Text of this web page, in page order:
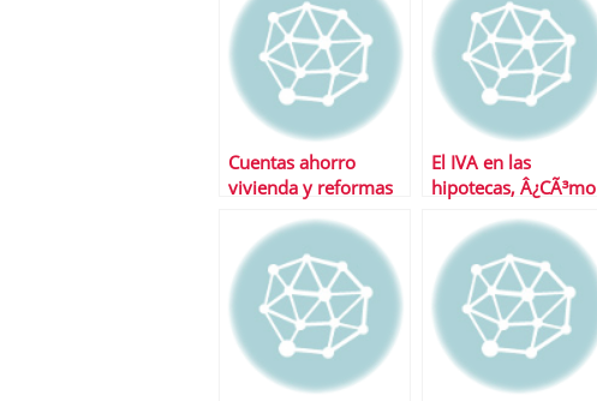
Cuentas ahorro
vivienda y reformas
El IVA en las
hipotecas, Â¿CÃ³mo